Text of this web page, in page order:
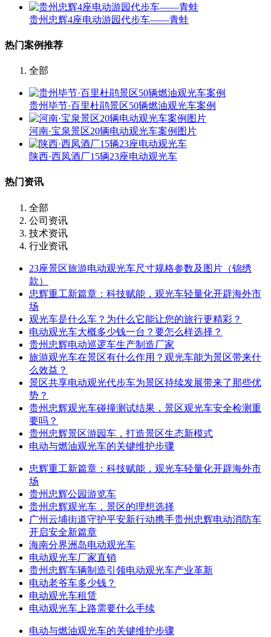
贵州忠辉4座电动游园代步车——青蛙
热门案例推荐
全部
贵州毕节·百里杜鹃景区50辆燃油观光车案例
河南·宝泉景区20辆电动观光车案例图片
陕西·西凤酒厂15辆23座电动观光车
热门资讯
全部
公司资讯
技术资讯
行业资讯
23座景区旅游电动观光车尺寸规格参数及图片（锦绣
款）
忠辉重工新篇章：科技赋能，观光车轻量化开辟海外市
场
观光车是什么车？为什么它能让您的旅行更精彩？
电动观光车大概多少钱一台？要怎么样选择？
贵州忠辉电动巡逻车生产制造厂家
旅游观光车在景区有什么作用？观光车能为景区带来什
么效益？
景区共享电动观光代步车为景区持续发展带来了那些优
势？
贵州忠辉观光车碰撞测试结果，景区观光车安全检测重
要吗？
贵州忠辉景区游园车，打造景区生态新模式
电动与燃油观光车的关键维护步骤
忠辉重工新篇章：科技赋能，观光车轻量化开辟海外市
场
贵州忠辉公园游览车
贵州忠辉观光车，景区的理想选择
广州云埔街道守护平安新行动携手贵州忠辉电动消防车
开启安全新篇章
海南分界洲岛电动观光车
电动观光车厂家直销
贵州忠辉车辆制造引领电动观光车产业革新
电动老爷车多少钱？
电动观光车租赁
电动观光车上路需要什么手续
电动与燃油观光车的关键维护步骤